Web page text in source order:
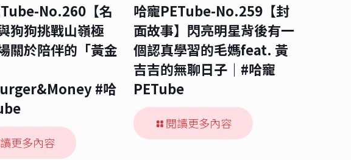
No.260【名
狗狗挑戰山嶺極
關於陪伴的「黃金
#哈
更多內容
哈寵PETube-No.259【封
面故事】閃亮明星背後有一
個認真學習的毛媽feat. 黃
吉吉的無聊日子｜#哈寵
PETube
閱讀更多內容